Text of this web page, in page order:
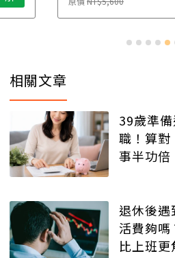
相關文章
39歲準
職！算對
事半功倍
退休後
活費夠嗎
比上班更